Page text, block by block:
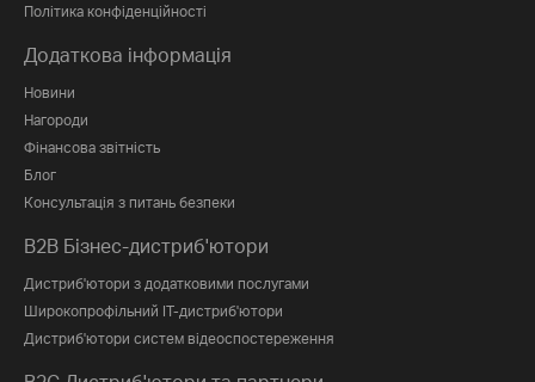
Політика конфіденційності
Додаткова інформація
Новини
Нагороди
Фінансова звітність
Блог
Консультація з питань безпеки
B2B Бізнес-дистриб'ютори
Дистриб'ютори з додатковими послугами
Широкопрофільний IT-дистриб'ютори
Дистриб'ютори систем відеоспостереження